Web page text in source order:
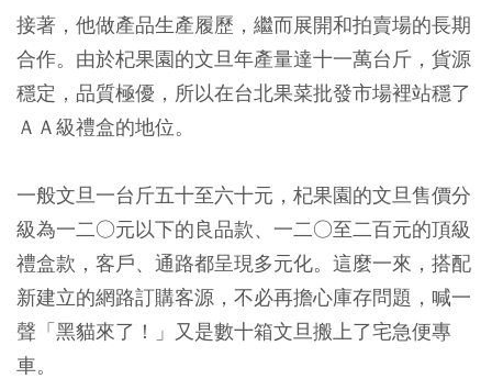
接著，他做產品生產履歷，繼而展開和拍賣場的長期
合作。由於杞果園的文旦年產量達十一萬台斤，貨源
穩定，品質極優，所以在台北果菜批發市場裡站穩了
ＡＡ級禮盒的地位。
一般文旦一台斤五十至六十元，杞果園的文旦售價分
級為一二○元以下的良品款、一二○至二百元的頂級
禮盒款，客戶、通路都呈現多元化。這麼一來，搭配
新建立的網路訂購客源，不必再擔心庫存問題，喊一
聲「黑貓來了！」又是數十箱文旦搬上了宅急便專
車。